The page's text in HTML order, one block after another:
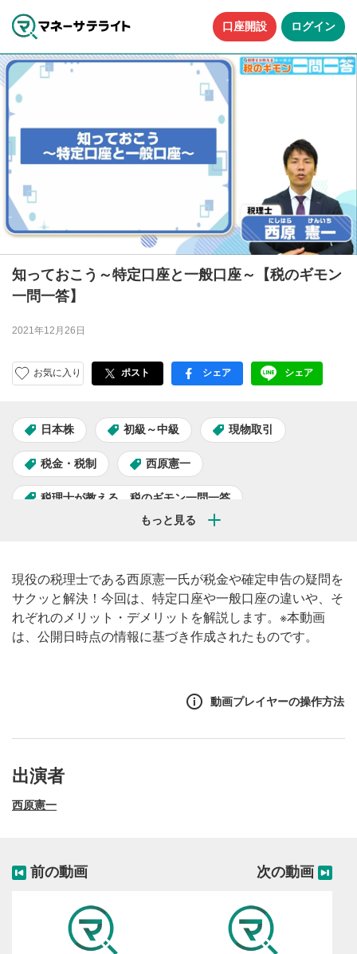
口座開設 ログイン
知っておこう～特定口座と一般口座～【税のギモン
一問一答】
2021年12月26日
お気に入り ポスト facebook
シェア LINE
シェア
日本株 初級～中級 現物取引
税金・税制 西原憲一
税理士が教える、税のギモン一問一答
現役の税理士である西原憲一氏が税金や確定申告の疑問を
サクッと解決！今回は、特定口座や一般口座の違いや、そ
れぞれのメリット・デメリットを解説します。※本動画
は、公開日時点の情報に基づき作成されたものです。
動画プレイヤーの操作方法
出演者
西原憲一
前の動画 次の動画